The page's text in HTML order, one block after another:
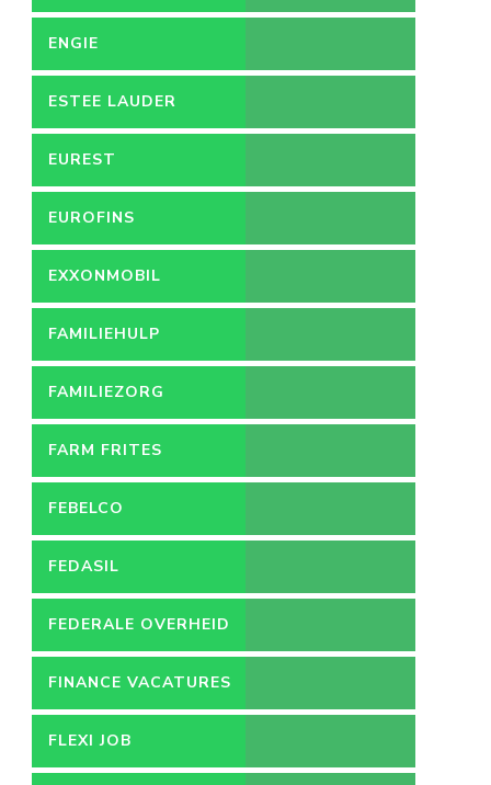
ENGIE
ESTEE LAUDER
EUREST
EUROFINS
EXXONMOBIL
FAMILIEHULP
FAMILIEZORG
FARM FRITES
FEBELCO
FEDASIL
FEDERALE OVERHEID
FINANCE VACATURES
FLEXI JOB